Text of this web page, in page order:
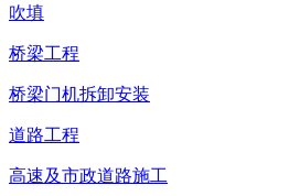
吹填
桥梁工程
桥梁门机拆卸安装
道路工程
高速及市政道路施工